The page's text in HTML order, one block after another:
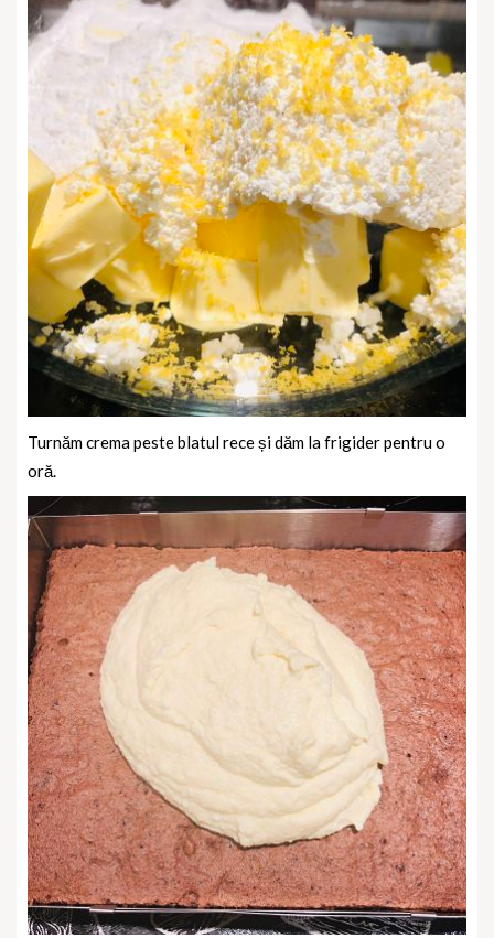
Turnăm crema peste blatul rece și dăm la frigider pentru o
oră.